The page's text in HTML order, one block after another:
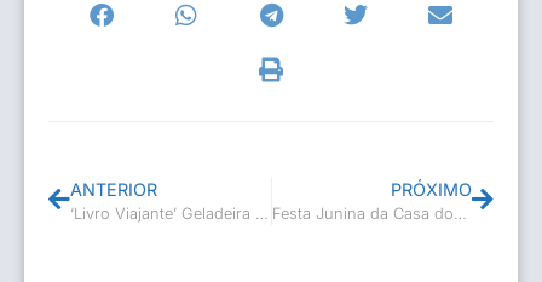
ANTERIOR
‘Livro Viajante’ Geladeira reabastecida
PRÓXIMO
Festa Junina da Casa dos Velhinhos